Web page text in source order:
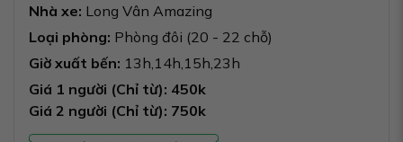
Nhà xe: Long Vân Amazing
Loại phòng: Phòng đôi (20 - 22 chỗ)
Giờ xuất bến: 13h,14h,15h,23h
Giá 1 người (Chỉ từ): 450k
Giá 2 người (Chỉ từ): 750k